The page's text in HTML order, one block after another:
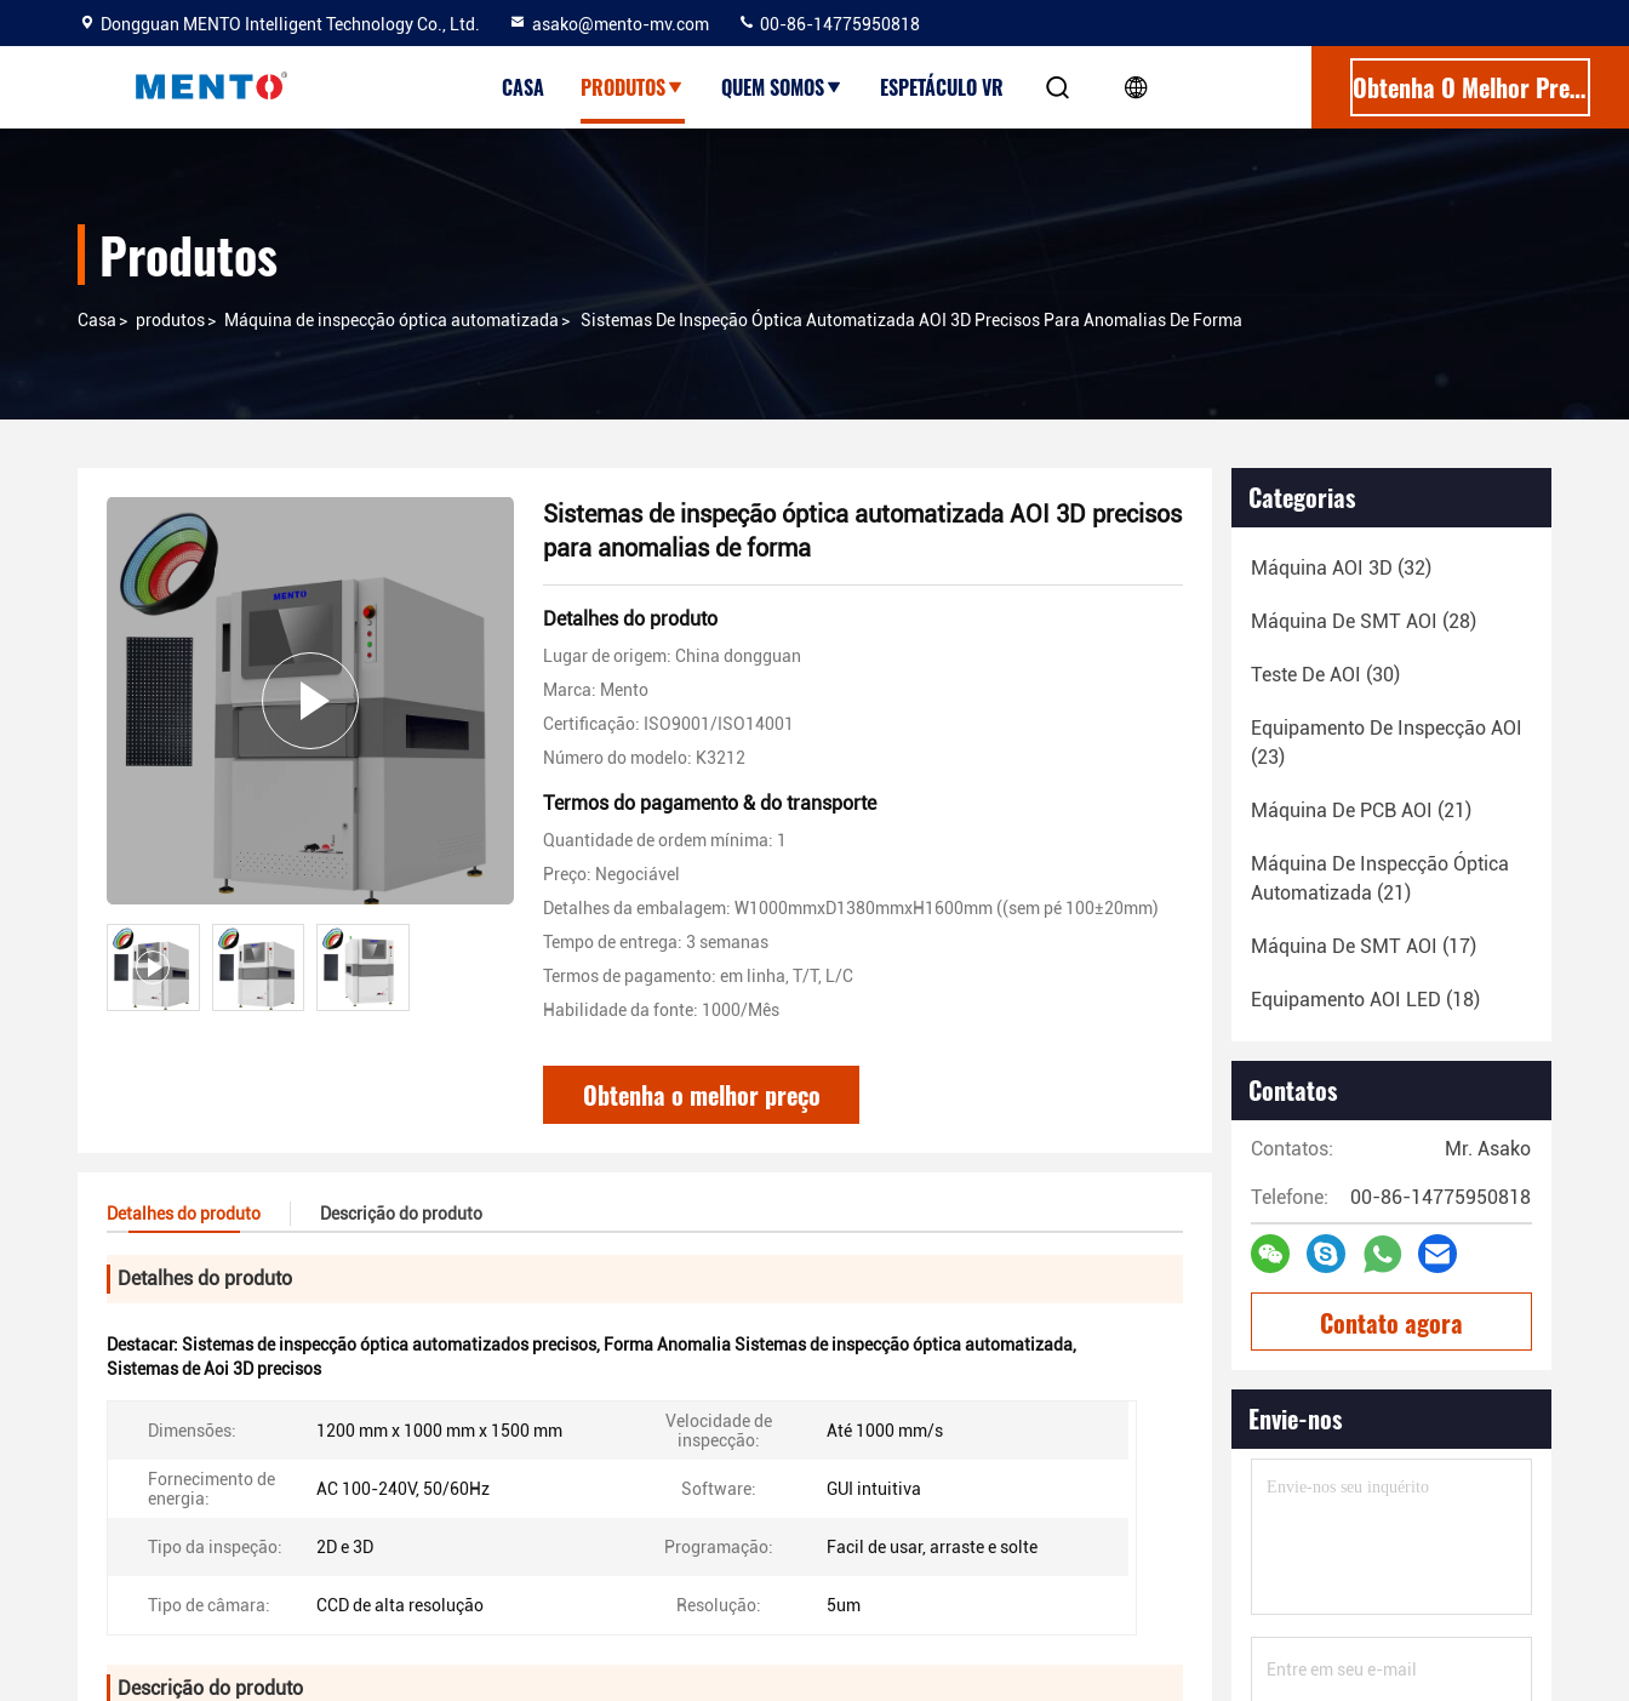
Dongguan MENTO Intelligent Technology Co., Ltd. asako@mento-mv.com 00-86-14775950818
CASA PRODUTOS QUEM SOMOS ESPETÁCULO VR Obtenha O Melhor Preço
Produtos
Casa > produtos> Máquina de inspecção óptica automatizada > Sistemas De Inspeção Óptica Automatizada AOI 3D Precisos Para Anomalias De Forma
Sistemas de inspeção óptica automatizada AOI 3D precisos
para anomalias de forma
Detalhes do produto
Lugar de origem: China dongguan
Marca: Mento
Certificação: ISO9001/ISO14001
Número do modelo: K3212
Termos do pagamento & do transporte
Quantidade de ordem mínima: 1
Preço: Negociável
Detalhes da embalagem: W1000mmxD1380mmxH1600mm ((sem pé 100±20mm)
Tempo de entrega: 3 semanas
Termos de pagamento: em linha, T/T, L/C
Habilidade da fonte: 1000/Mês
Obtenha o melhor preço
Detalhes do produto Descrição do produto
Detalhes do produto
Destacar: Sistemas de inspecção óptica automatizados precisos, Forma Anomalia Sistemas de inspecção óptica automatizada,
Sistemas de Aoi 3D precisos
Dimensões: 1200 mm x 1000 mm x 1500 mm
Velocidade de
inspecção:
Até 1000 mm/s
Fornecimento de
energia:
AC 100-240V, 50/60Hz Software: GUI intuitiva
Tipo da inspeção: 2D e 3D Programação: Facil de usar, arraste e solte
Tipo de câmara: CCD de alta resolução Resolução: 5um
Descrição do produto
Categorias
Máquina AOI 3D (32)
Máquina De SMT AOI (28)
Teste De AOI (30)
Equipamento De Inspecção AOI
(23)
Máquina De PCB AOI (21)
Máquina De Inspecção Óptica
Automatizada (21)
Máquina De SMT AOI (17)
Equipamento AOI LED (18)
Contatos
Contatos: Mr. Asako
Telefone: 00-86-14775950818
Contato agora
Envie-nos